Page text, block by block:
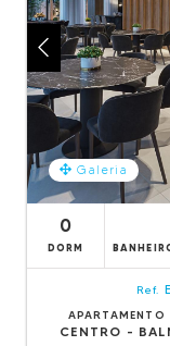
Galeria
0
DORM
Ref.
CENTRO -